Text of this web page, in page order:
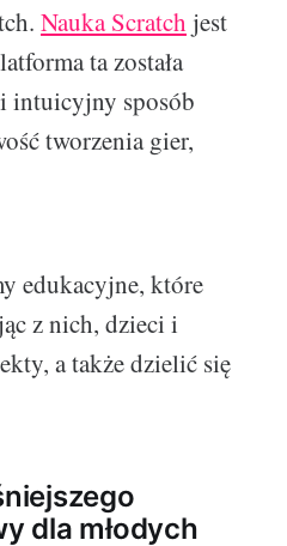
Nauka Scratch jest
ta została
intuicyjny sposób
tworzenia gier,
edukacyjne, które
z nich, dzieci i
a także dzielić się
dla młodych